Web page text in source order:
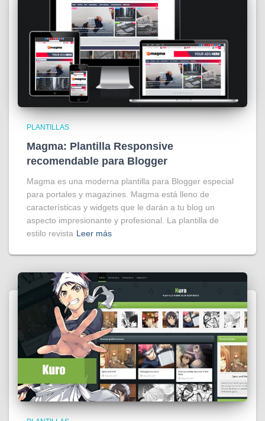
PLANTILLAS
Magma: Plantilla Responsive
recomendable para Blogger
Magma es una moderna plantilla para Blogger especial
para portales y magazines. Magma está lleno de
características y widgets que le darán a tu blog un
aspecto impresionante y profesional. La plantilla de
estilo revista Leer más